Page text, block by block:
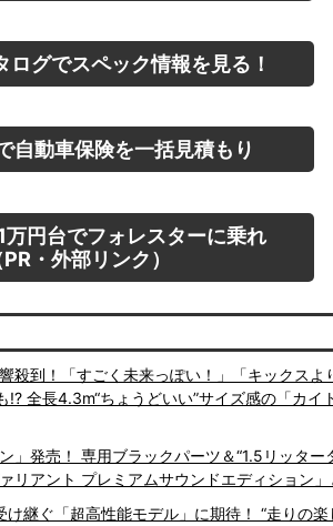
ログでスペック情報を見る！
自動車保険を一括見積もり
万円台でフォレスターに乗れ
・外部リンク）
殺到！「すごく未来っぽい！」「キックスよ
全長4.3m“ちょうどいい”サイズ感の「カイ
」発売！ 専用ブラックパーツ＆“1.5リッター
リアント プレミアムサウンドエディション」
継ぐ「超高性能モデル」に期待！ “走りの楽